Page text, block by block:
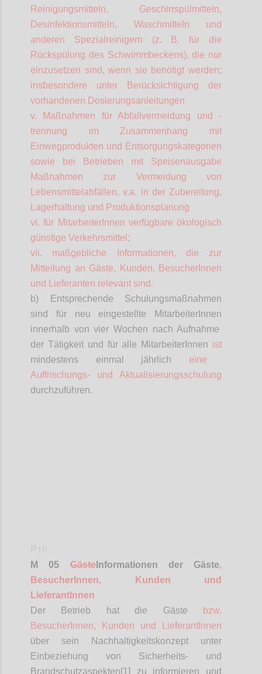
Reinigungsmitteln, Geschirrspülmitteln,
Desinfektionsmitteln, Waschmitteln und
anderen Spezialreinigern (z. B. für die
Rückspülung des Schwimmbeckens), die nur
einzusetzen sind, wenn sie benötigt werden;
insbesondere unter Berücksichtigung der
vorhandenen Dosierungsanleitungen
v. Maßnahmen für Abfallvermeidung und -
trennung im Zusammenhang mit
Einwegprodukten und Entsorgungskategorien
sowie bei Betrieben mit Speisenausgabe
Maßnahmen zur Vermeidung von
Lebensmittelabfällen, v.a. in der Zubereitung,
Lagerhaltung und Produktionsplanung
vi. für MitarbeiterInnen verfügbare ökologisch
günstige Verkehrsmittel;
vii. maßgebliche Informationen, die zur
Mitteilung an Gäste, Kunden, BesucherInnen
und Lieferanten relevant sind.
b) Entsprechende Schulungsmaßnahmen
sind für neu eingestellte
MitarbeiterInnen
innerhalb von vier Wochen nach Aufnahme
der Tätigkeit und für alle MitarbeiterInnen ist
mindestens einmal jährlich eine
Auffrischungs- und Aktualisierungsschulung
durchzuführen.
M 05GästeInformationen der Gäste,
BesucherInnen, Kunden und
LieferantInnen
Der Betrieb hat die Gäste
bzw.
BesucherInnen, Kunden und
LieferantInnen
über sein Nachhaltigkeitskonzept unter
Einbeziehung von Sicherheits- und
Brandschutzaspekten[1] zu informieren und